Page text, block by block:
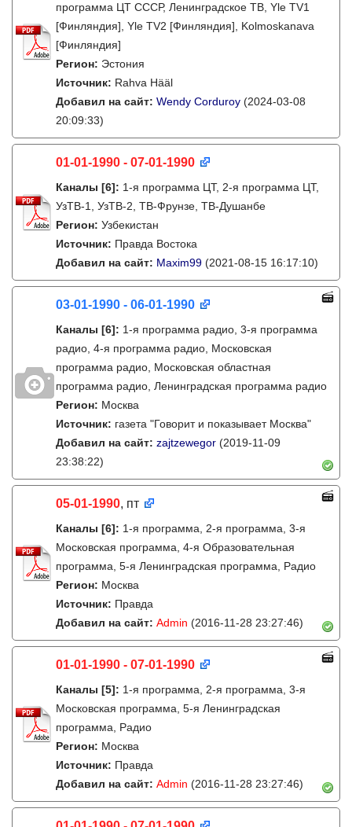
программа ЦТ СССР, Ленинградское ТВ, Yle TV1
[Финляндия], Yle TV2 [Финляндия], Kolmoskanava
[Финляндия]
Регион: Эстония
Источник: Rahva Hääl
Добавил на сайт: Wendy Corduroy (2024-03-08
20:09:33)
01-01-1990 - 07-01-1990
Каналы [6]: 1-я программа ЦТ, 2-я программа ЦТ,
УзТВ-1, УзТВ-2, ТВ-Фрунзе, ТВ-Душанбе
Регион: Узбекистан
Источник: Правда Востока
Добавил на сайт: Maxim99 (2021-08-15 16:17:10)
03-01-1990 - 06-01-1990
Каналы [6]: 1-я программа радио, 3-я программа
радио, 4-я программа радио, Московская
программа радио, Московская областная
программа радио, Ленинградская программа радио
Регион: Москва
Источник: газета "Говорит и показывает Москва"
Добавил на сайт: zajtzewegor (2019-11-09
23:38:22)
05-01-1990, пт
Каналы [6]: 1-я программа, 2-я программа, 3-я
Московская программа, 4-я Образовательная
программа, 5-я Ленинградская программа, Радио
Регион: Москва
Источник: Правда
Добавил на сайт: Admin (2016-11-28 23:27:46)
01-01-1990 - 07-01-1990
Каналы [5]: 1-я программа, 2-я программа, 3-я
Московская программа, 5-я Ленинградская
программа, Радио
Регион: Москва
Источник: Правда
Добавил на сайт: Admin (2016-11-28 23:27:46)